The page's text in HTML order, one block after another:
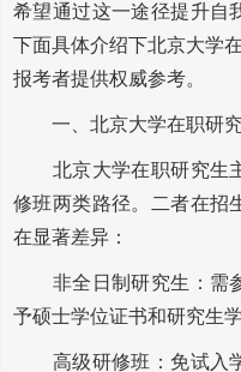
希望通过这一途径提升自
下面具体介绍下北京大学
报考者提供权威参考。
一、北京大学在职研究
北京大学在职研究生主
修班两类路径。二者在招
在显著差异：
非全日制研究生：需参
予硕士学位证书和研究生
高级研修班：免试入学